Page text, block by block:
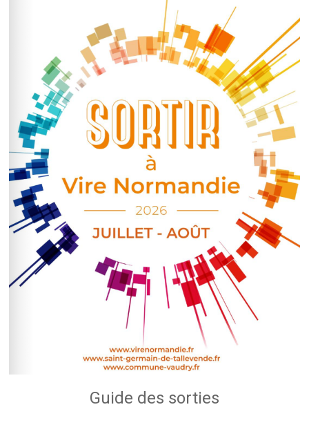
Guide des sorties